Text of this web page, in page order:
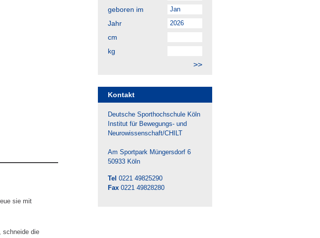
sie mit
schneide die
geboren im
Jahr
cm
kg
Kontakt
Deutsche Sporthochschule Köln
Institut für Bewegungs- und
Neurowissenschaft/CHILT
Am Sportpark Müngersdorf 6
50933 Köln
Tel 0221 49825290
Fax 0221 49828280